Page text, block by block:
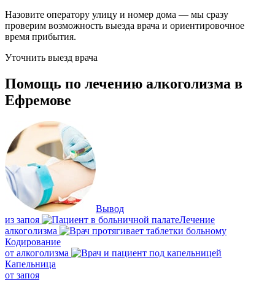
Назовите оператору улицу и номер дома — мы сразу
проверим возможность выезда врача и ориентировочное
время прибытия.
Уточнить выезд врача
Помощь по лечению алкоголизма в
Ефремове
Вывод
из запоя
Лечение
алкоголизма
Кодирование
от алкоголизма
Капельница
от запоя